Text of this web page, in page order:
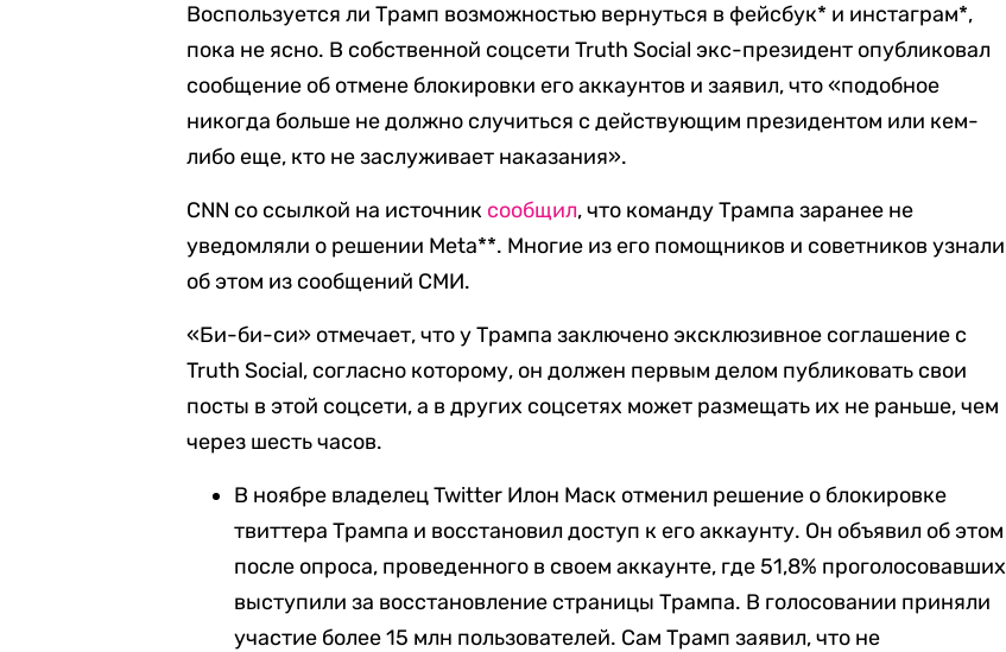
Воспользуется ли Трамп возможностью вернуться в фейсбук* и инстаграм*,
пока не ясно. В собственной соцсети Truth Social экс-президент опубликовал
сообщение об отмене блокировки его аккаунтов и заявил, что «подобное
никогда больше не должно случиться с действующим президентом или кем-
либо еще, кто не заслуживает наказания».
CNN со ссылкой на источник сообщил, что команду Трампа заранее не
уведомляли о решении Meta**. Многие из его помощников и советников узнали
об этом из сообщений СМИ.
«Би-би-си» отмечает, что у Трампа заключено эксклюзивное соглашение с
Truth Social, согласно которому, он должен первым делом публиковать свои
посты в этой соцсети, а в других соцсетях может размещать их не раньше, чем
через шесть часов.
В ноябре владелец Twitter Илон Маск отменил решение о блокировке
твиттера Трампа и восстановил доступ к его аккаунту. Он объявил об этом
после опроса, проведенного в своем аккаунте, где 51,8% проголосовавших
выступили за восстановление страницы Трампа. В голосовании приняли
участие более 15 млн пользователей. Сам Трамп заявил, что не